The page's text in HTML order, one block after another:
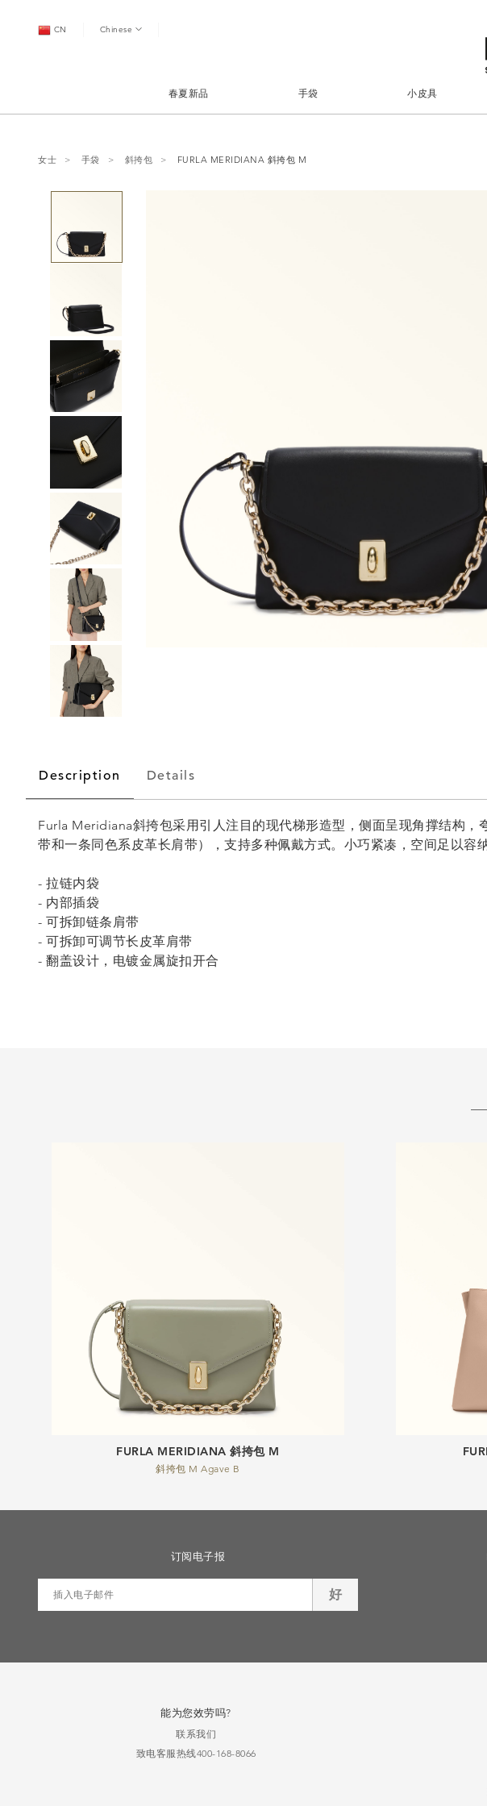
CN Chinese
春夏新品 手袋 小皮具
女士 手袋 斜挎包 FURLA MERIDIANA 斜挎包 M
Description Details
Furla Meridiana斜挎包采用引人注目的现代梯形造型，侧面呈现角撑结构
带和一条同色系皮革长肩带），支持多种佩戴方式。小巧紧凑，空间足以容
- 拉链内袋
- 内部插袋
- 可拆卸链条肩带
- 可拆卸可调节长皮革肩带
- 翻盖设计，电镀金属旋扣开合
FURLA MERIDIANA 斜挎包 M
斜挎包 M Agave B
订阅电子报
好
能为您效劳吗?
联系我们
致电客服热线400-168-8066